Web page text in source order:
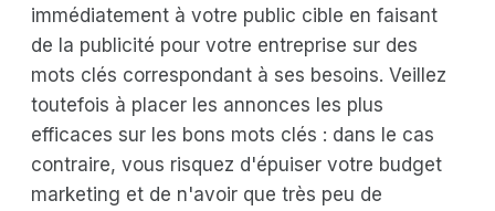
immédiatement à votre public cible en faisant
de la publicité pour votre entreprise sur des
mots clés correspondant à ses besoins. Veillez
toutefois à placer les annonces les plus
efficaces sur les bons mots clés : dans le cas
contraire, vous risquez d'épuiser votre budget
marketing et de n'avoir que très peu de